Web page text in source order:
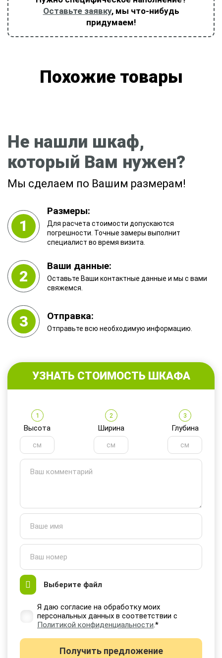
Оставьте заявку, мы что-нибудь
придумаем!
Похожие товары
Не нашли шкаф,
который Вам нужен?
Мы сделаем по Вашим размерам!
1
Размеры:
Для расчета стоимости допускаются
погрешности. Точные замеры выполнит
специалист во время визита.
2
Ваши данные:
Оставьте Ваши контактные данные и мы с вами
свяжемся.
3 Отправка:
Отправьте всю необходимую информацию.
УЗНАТЬ СТОИМОСТЬ ШКАФА
1
Высота
2
Ширина
3
Глубина
Выберите файл
Я даю согласие на обработку моих
персональных данных в соответствии с
Политикой конфиденциальности.*
Получить предложение